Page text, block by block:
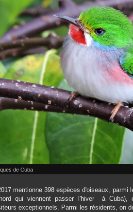
de Cuba
mentionne 398 espèces d'oiseaux, parmi
qui viennent passer l'hiver à Cuba),
exceptionnels. Parmi les résidents, on